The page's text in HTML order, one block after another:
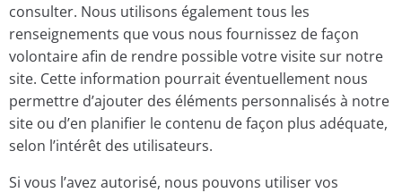
consulter. Nous utilisons également tous les
renseignements que vous nous fournissez de façon
volontaire afin de rendre possible votre visite sur notre
site. Cette information pourrait éventuellement nous
permettre d’ajouter des éléments personnalisés à notre
site ou d’en planifier le contenu de façon plus adéquate,
selon l’intérêt des utilisateurs.
Si vous l’avez autorisé, nous pouvons utiliser vos